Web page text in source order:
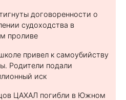
договоренности о
судоходства в
проливе
привел к самоубийству
Родители подали
иск
ЦАХАЛ погибли в Южном